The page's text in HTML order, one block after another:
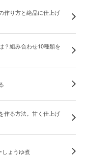
作り方と絶品に仕上げ
？組み合わせ10種類を
作る方法。甘く仕上げ
しょうゆ煮